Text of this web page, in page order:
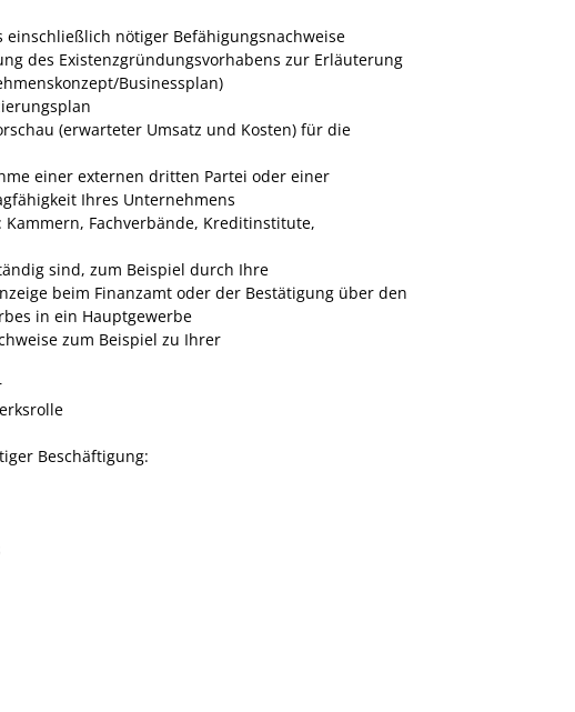
einschließlich nötiger Befähigungsnachweise
des Existenzgründungsvorhabens zur Erläuterung
Businessplan)
(erwarteter Umsatz und Kosten) für die
einer externen dritten Partei oder einer
Ihres Unternehmens
Fachverbände, Kreditinstitute,
sind, zum Beispiel durch Ihre
beim Finanzamt oder der Bestätigung über den
in ein Hauptgewerbe
zum Beispiel zu Ihrer
Beschäftigung: